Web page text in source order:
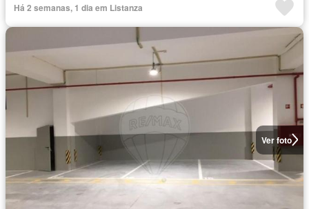
Há 2 semanas, 1 dia em Listanza
Ver foto